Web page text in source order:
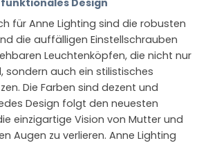
für Anne Lighting sind die robusten
die auffälligen Einstellschrauben
Leuchtenköpfen, die nicht nur
sondern auch ein stilistisches
Die Farben sind dezent und
Design folgt den neuesten
einzigartige Vision von Mutter und
Augen zu verlieren. Anne Lighting